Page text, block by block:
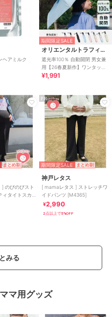
ヘアミルク
期間限定SALE
オリエンタルトラフィック
遮光率100％ 自動開閉 男女兼
用【26春夏新作】ワンタッチ
晴雨兼用 折りたたみ傘 /G-
¥1,991
まとめ割
のびのびスト
ィタイトスカ
PR
期間限定SALE まとめ割
神戸レタス
[ mamaレタス ] ストレッチワ
イドパンツ [M4365]
¥2,990
2点以上で5%OFF
みる
マ用グッズ